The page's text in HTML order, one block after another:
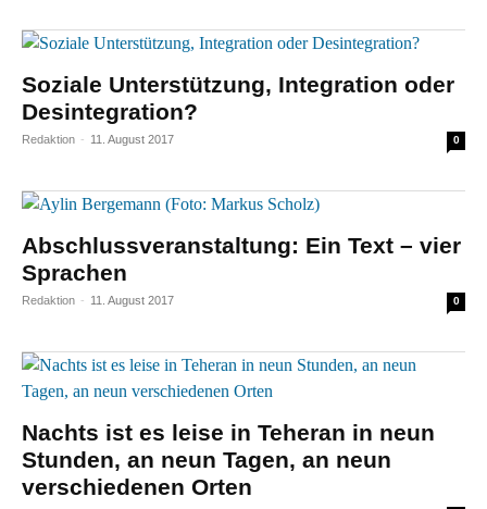
Soziale Unterstützung, Integration oder
Desintegration?
Redaktion - 11. August 2017 0
Abschlussveranstaltung: Ein Text – vier
Sprachen
Redaktion - 11. August 2017 0
Nachts ist es leise in Teheran in neun
Stunden, an neun Tagen, an neun
verschiedenen Orten